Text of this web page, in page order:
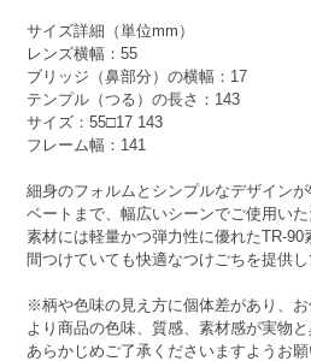
サイズ詳細（単位mm）
レンズ横幅：55
ブリッジ（鼻部分）の横幅：17
テンプル（つる）の長さ：143
サイズ：55□17 143
フレーム幅：141
細身のフォルムとシンプルなデザイン
ベートまで、幅広いシーンでご使用いた
素材には軽量かつ弾力性に優れたTR-
間つけていても快適なつけごちを提供し
※柄や色味の見え方に個体差があり、
より商品の色味、質感、素材感が実物と
あらかじめご了承くださいますようお願